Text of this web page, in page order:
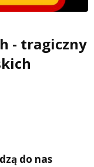
- tragiczny
do nas